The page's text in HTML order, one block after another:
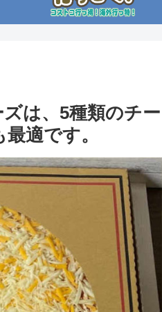
は、5種類のチー
適です。